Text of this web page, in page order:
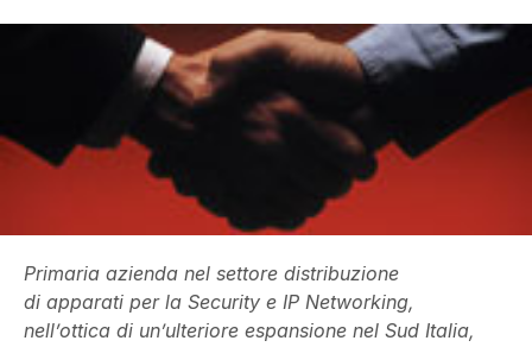
Primaria azienda nel settore distribuzione
di apparati per la Security e IP Networking,
nell’ottica di un’ulteriore espansione nel Sud Italia,